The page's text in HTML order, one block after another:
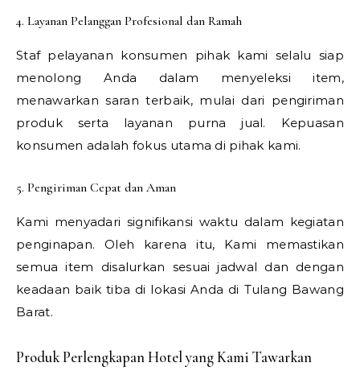
4. Layanan Pelanggan Profesional dan Ramah
Staf pelayanan konsumen pihak kami selalu siap
menolong Anda dalam menyeleksi item,
menawarkan saran terbaik, mulai dari pengiriman
produk serta layanan purna jual. Kepuasan
konsumen adalah fokus utama di pihak kami.
5. Pengiriman Cepat dan Aman
Kami menyadari signifikansi waktu dalam kegiatan
penginapan. Oleh karena itu, Kami memastikan
semua item disalurkan sesuai jadwal dan dengan
keadaan baik tiba di lokasi Anda di Tulang Bawang
Barat.
Produk Perlengkapan Hotel yang Kami Tawarkan